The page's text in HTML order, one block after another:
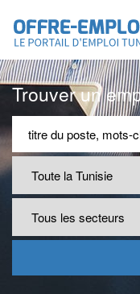
Trouver un